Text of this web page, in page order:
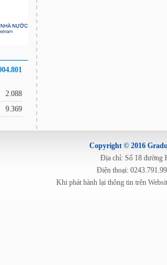
2.088
9.369
Copyright © 2016
Địa chỉ: Số 18 đường
Điện thoại:
Khi phát hành lại thông tin trên